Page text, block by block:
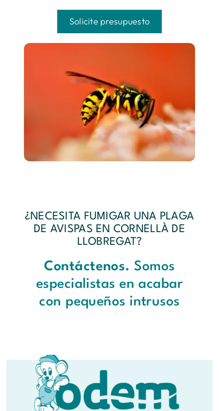
Solicite presupuesto
¿NECESITA FUMIGAR UNA PLAGA
DE AVISPAS EN CORNELLÀ DE
LLOBREGAT?
Contáctenos. Somos
especialistas en acabar
con pequeños intrusos